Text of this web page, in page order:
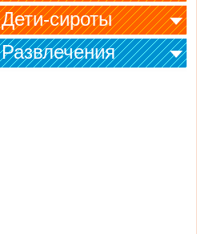
Дети-сироты
Развлечения